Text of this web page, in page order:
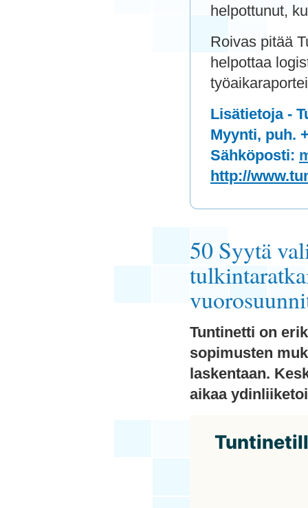
helpottunut,
Roivas pitää
helpottaa
Lisätietoja -
Myynti, puh.
Sähköposti:
http://
50 Syytä
Tuntinetti on
sopimusten
laskentaan.
aikaa